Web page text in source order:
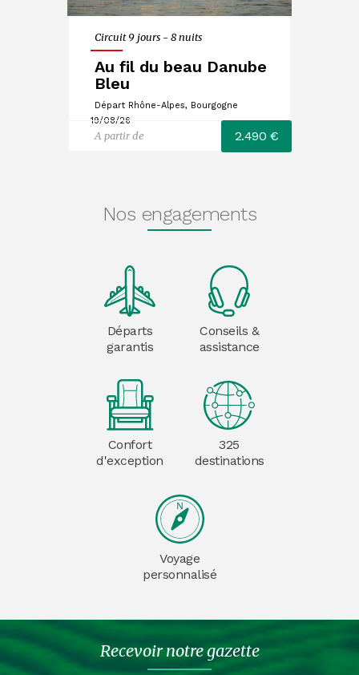
Circuit 9 jours - 8 nuits
Au fil du beau Danube
Bleu
Départ Rhône-Alpes, Bourgogne
19/08/26
A partir de 2.490 €
Nos engagements
Départs
garantis
Conseils &
assistance
Confort
d'exception
325
destinations
Voyage
personnalisé
Recevoir notre gazette